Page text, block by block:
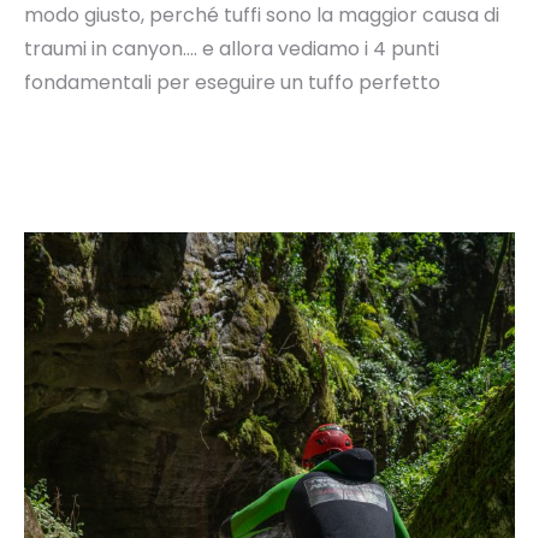
modo giusto, perché tuffi sono la maggior causa di
traumi in canyon…. e allora vediamo i 4 punti
fondamentali per eseguire un tuffo perfetto